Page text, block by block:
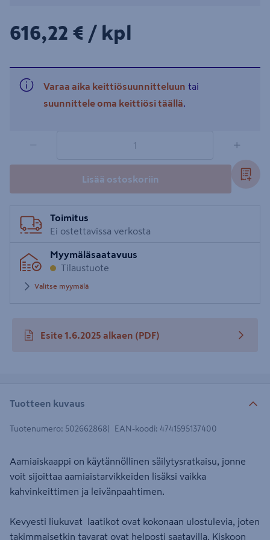
616,22€/kpl
616,22 € / kpl
Varaa aika keittiösuunnitteluun tai
suunnittele oma keittiösi täällä
− +
Lisää ostoskoriin
Toimitus
Ei ostettavissa verkosta
Myymäläsaatavuus
Tilaustuote
Valitse myymälä
Esite 1.6.2025 alkaen (PDF)
avautuu uuteen välilehteen
Tuotteen kuvaus
Tuotenumero: 502662868 EAN-koodi: 4741595137400
Aamiaiskaappi on käytännöllinen säilytysratkaisu, jonne
voit sijoittaa aamiaistarvikkeiden lisäksi vaikka
kahvinkeittimen ja leivänpaahtimen.
Kevyesti liukuvat laatikot ovat kokonaan ulostulevia, joten
takimmaisetkin tavarat ovat helposti saatavilla. Kiskoon